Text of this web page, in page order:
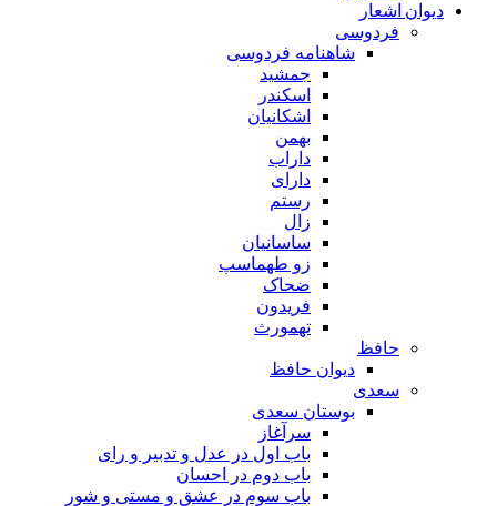
دیوان اشعار
فردوسی
شاهنامه فردوسی
جمشید
اسکندر
اشکانیان
بهمن
داراب
دارای
رستم
زال
ساسانیان
زو طهماسپ‏
ضحاک
فریدون
تهمورث
حافظ
دیوان حافظ
سعدی
بوستان سعدی
سرآغاز
باب اول در عدل و تدبیر و رای
باب دوم در احسان
باب سوم در عشق و مستی و شور